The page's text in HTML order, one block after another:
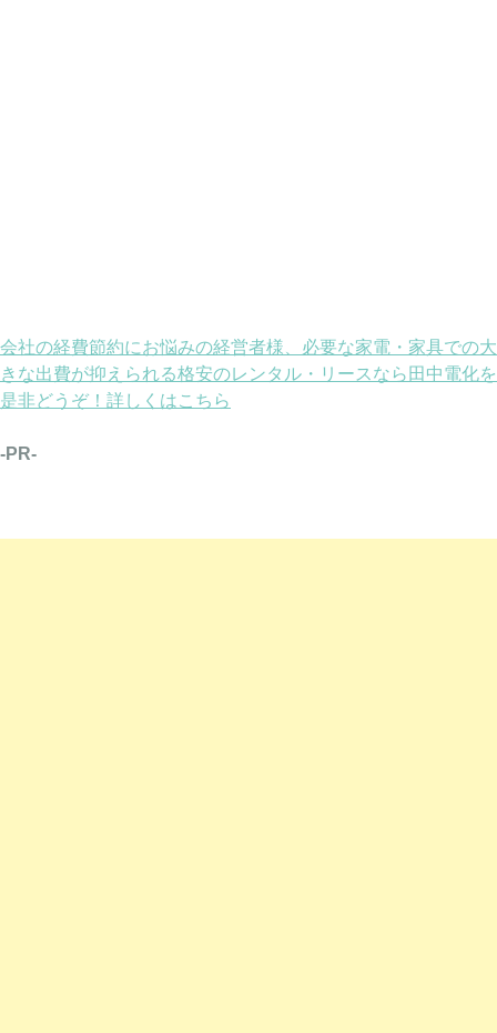
会社の経費節約にお悩みの経営者様、必要な家電・家具での大
きな出費が抑えられる格安のレンタル・リースなら田中電化を
是非どうぞ！詳しくはこちら
-PR-